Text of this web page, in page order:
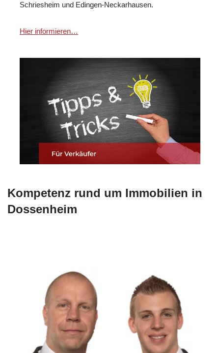
Schriesheim und Edingen-Neckarhausen.
Hier informieren…
Kompetenz rund um Immobilien in
Dossenheim